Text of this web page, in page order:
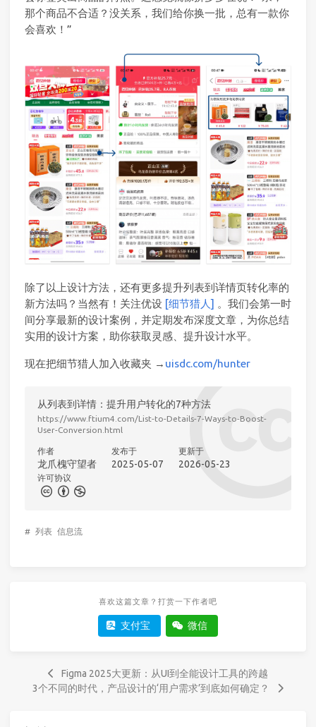
那个商品不合适？没关系，我们给你换一批，总有一款你
会喜欢！”
除了以上设计方法，还有更多提升列表到详情页转化率的
新方法吗？当然有！关注优设 [细节猎人] 。我们会第一时
间分享最新的设计案例，并定期发布深度文章，为你总结
实用的设计方案，助你获取灵感、提升设计水平。
现在把细节猎人加入收藏夹 → uisdc.com/hunter
从列表到详情：提升用户转化的7种方法
https://www.ftium4.com/List-to-Details-7-Ways-to-Boost-
User-Conversion.html
作者
龙爪槐守望者
发布于
2025-05-07
更新于
2026-05-23
许可协议
# 列表 信息流
喜欢这篇文章？打赏一下作者吧
支付宝 微信
Figma 2025大更新：从UI到全能设计工具的跨越
3个不同的时代，产品设计的‘用户需求’到底如何确定？